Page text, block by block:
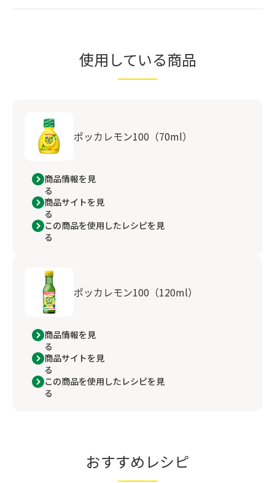
使用している商品
ポッカレモン100（70ml）
商品情報を見
る
商品サイトを見
る
この商品を使用したレシピを見
る
ポッカレモン100（120ml）
商品情報を見
る
商品サイトを見
る
この商品を使用したレシピを見
る
おすすめレシピ